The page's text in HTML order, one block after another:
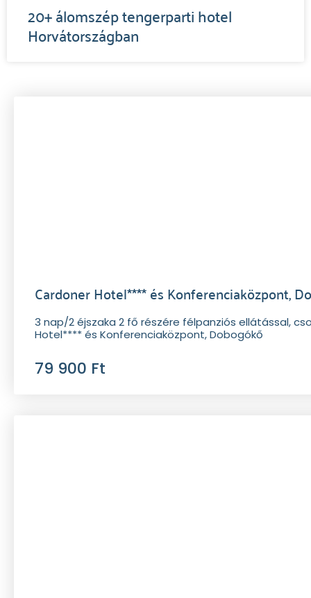
20+ álomszép tengerparti hotel
Horvátországban
Cardoner Hotel**** és Konferenciaközpont,
3 nap/2 éjszaka 2 fő részére félpanziós ellátással,
Hotel**** és Konferenciaközpont, Dobogókő
79 900 Ft